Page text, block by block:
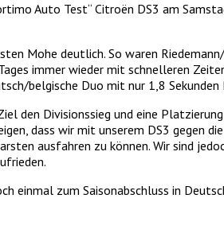
Auto Test“ Citroën DS3 am
Mohe deutlich. So waren
immer wieder mit schnelleren
belgische Duo mit nur 1,8
den Divisionssieg und eine
dass wir mit unserem DS3 gegen
ausfahren zu können. Wir sind
einmal zum Saisonabschluss in